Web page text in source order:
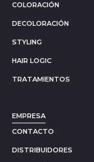
COLORACIÓN
DECOLORACIÓN
STYLING
HAIR LOGIC
TRATAMIENTOS
EMPRESA
CONTACTO
DISTRIBUIDORES